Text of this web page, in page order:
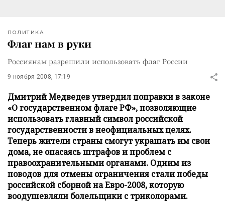
ПОЛИТИКА
Флаг нам в руки
Россиянам разрешили использовать флаг России
9 ноября 2008, 17:19
Дмитрий Медведев утвердил поправки в законе
«О государственном флаге РФ», позволяющие
использовать главный символ российской
государственности в неофициальных целях.
Теперь жители страны смогут украшать им свои
дома, не опасаясь штрафов и проблем с
правоохранительными органами. Одним из
поводов для отмены ограничения стали победы
российской сборной на Евро-2008, которую
воодушевляли болельщики с триколорами.